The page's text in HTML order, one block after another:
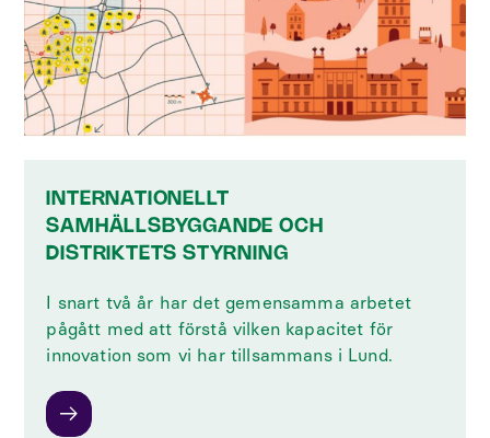
INTERNATIONELLT
SAMHÄLLSBYGGANDE OCH
DISTRIKTETS STYRNING
I snart två år har det gemensamma arbetet
pågått med att förstå vilken kapacitet för
innovation som vi har tillsammans i Lund.